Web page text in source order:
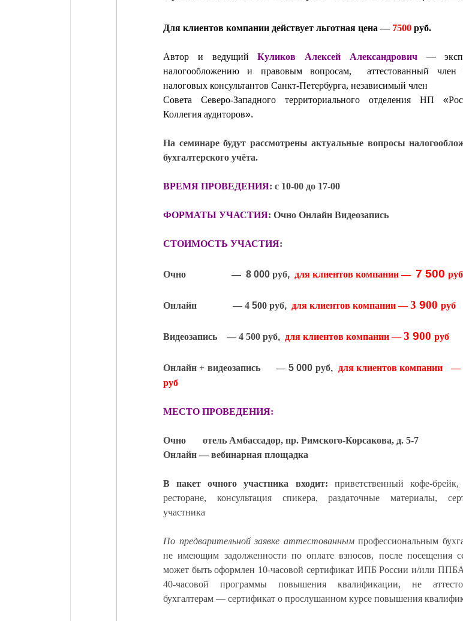
Для клиентов компании действует льготная цена — 7500 руб.
Автор и ведущийКуликов Алексей Александрович —
налогообложению и правовым вопросам, аттестованный член
налоговых консультантов Санкт-Петербурга, независимый член
Совета Северо-Западного территориального отделения НП «
Коллегия аудиторов».
На семинаре будут рассмотрены актуальные вопросы
бухгалтерского учёта.
ВРЕМЯ ПРОВЕДЕНИЯ: c 10-00 до 17-00
ФОРМАТЫ УЧАСТИЯ: Очно Онлайн Видеозапись
СТОИМОСТЬ УЧАСТИЯ:
Очно — 8 000 руб, для клиентов компании — 7 500 руб
Онлайн — 4 500 руб, для клиентов компании —3 900 руб
Видеозапись — 4 500 руб, для клиентов компании —3 900 руб
Онлайн + видеозапись — 5 000 руб, для клиентов компании —
руб
МЕСТО ПРОВЕДЕНИЯ:
Очно отель Амбассадор, пр. Римского-Корсакова, д. 5-7
Онлайн — вебинарная площадка
В пакет очного участника входит: приветственный кофе-
ресторане, консультация спикера, раздаточные материалы,
участника
По предварительной заявке аттестованнымпрофессиональным
не имеющим задолженности по оплате взносов, после посещения
может быть оформлен 10-часовой сертификат ИПБ России и/или ППБА
40-часовой программы повышения квалификации, не
бухгалтерам — сертификат о прослушанном курсе повышения